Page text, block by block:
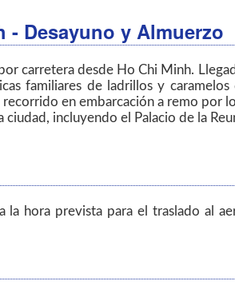
- Desayuno y Almuerzo
carretera desde Ho Chi Minh.
familiares de ladrillos y
en embarcación a remo por
incluyendo el Palacio de la
hora prevista para el traslado al